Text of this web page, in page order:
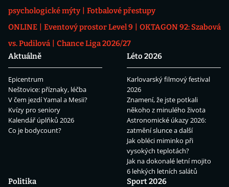
psychologické mýty
Fotbalové přestupy
ONLINE
Eventový prostor Level 9
OKTAGON 92: Szabová
vs. Pudilová
Chance Liga 2026/27
Aktuálně
Epicentrum
Neštovice: příznaky, léčba
V čem jezdí Yamal a Mesii?
Kvízy pro seniory
Kalendář úplňků 2026
Co je bodycount?
Léto 2026
Karlovarský filmový festival
2026
Znamení, že jste potkali
někoho z minulého života
Astronomické úkazy 2026:
zatmění slunce a další
Jak obléci miminko při
vysokých teplotách?
Jak na dokonalé letní mojito
6 lehkých letních salátů
Politika
Sport 2026